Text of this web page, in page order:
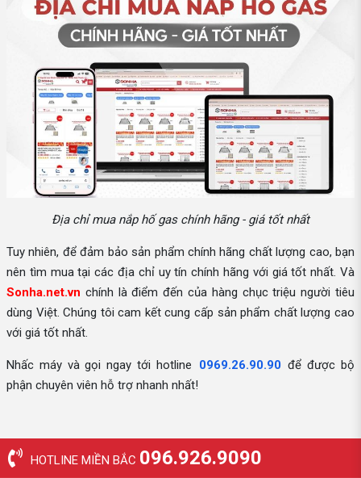
Địa chỉ mua nắp hố gas chính hãng - giá tốt nhất
Tuy nhiên, để đảm bảo sản phẩm chính hãng chất lượng cao, bạn
nên tìm mua tại các địa chỉ uy tín chính hãng với giá tốt nhất. Và
Sonha.net.vn chính là điểm đến của hàng chục triệu người tiêu
dùng Việt. Chúng tôi cam kết cung cấp sản phẩm chất lượng cao
với giá tốt nhất.
Nhấc máy và gọi ngay tới hotline 0969.26.90.90 để được bộ
phận chuyên viên hỗ trợ nhanh nhất!
HOTLINE MIỀN BẮC 096.926.9090